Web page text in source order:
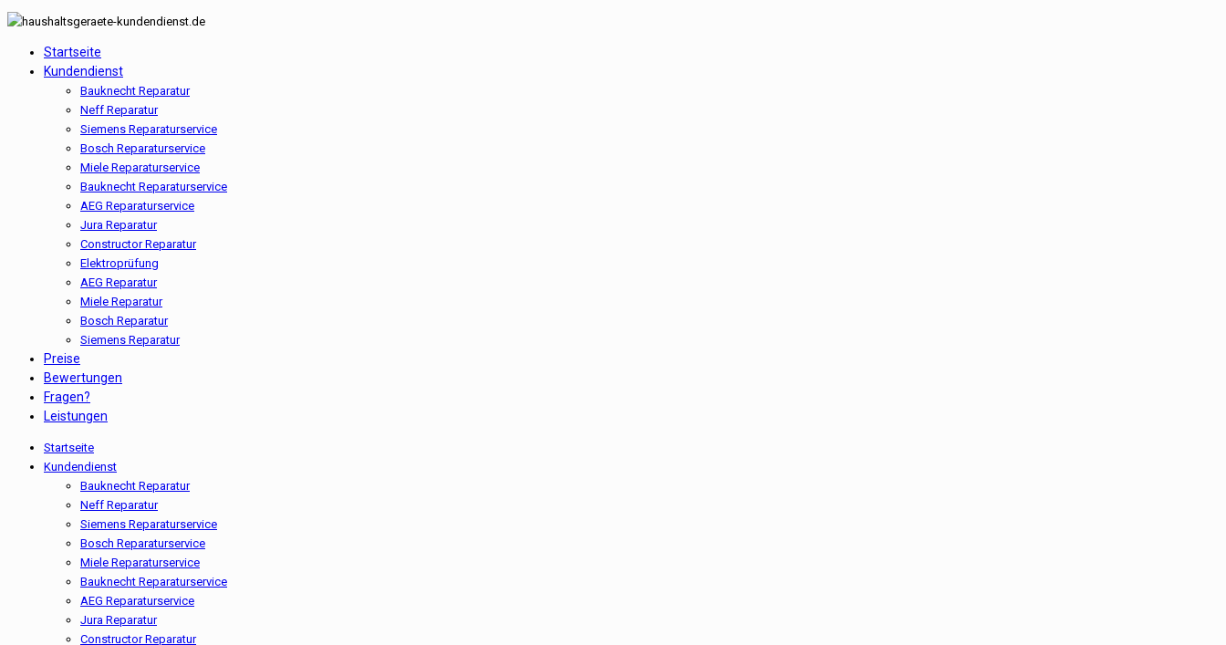
Startseite
Kundendienst
Bauknecht Reparatur
Neff Reparatur
Siemens Reparaturservice
Bosch Reparaturservice
Miele Reparaturservice
Bauknecht Reparaturservice
AEG Reparaturservice
Jura Reparatur
Constructor Reparatur
Elektroprüfung
AEG Reparatur
Miele Reparatur
Bosch Reparatur
Siemens Reparatur
Preise
Bewertungen
Fragen?
Leistungen
Startseite
Kundendienst
Bauknecht Reparatur
Neff Reparatur
Siemens Reparaturservice
Bosch Reparaturservice
Miele Reparaturservice
Bauknecht Reparaturservice
AEG Reparaturservice
Jura Reparatur
Constructor Reparatur